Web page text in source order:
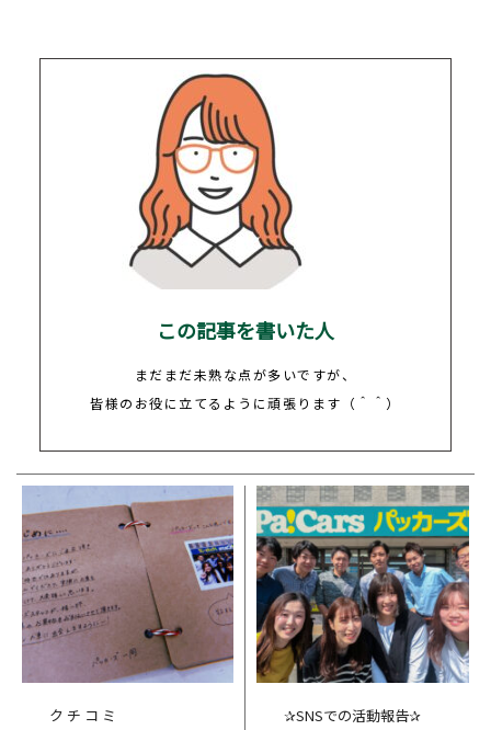
この記事を書いた人
まだまだ未熟な点が多いですが、
皆様のお役に立てるように頑張ります（＾＾）
ク チ コ ミ ✰SNSでの活動報告✰